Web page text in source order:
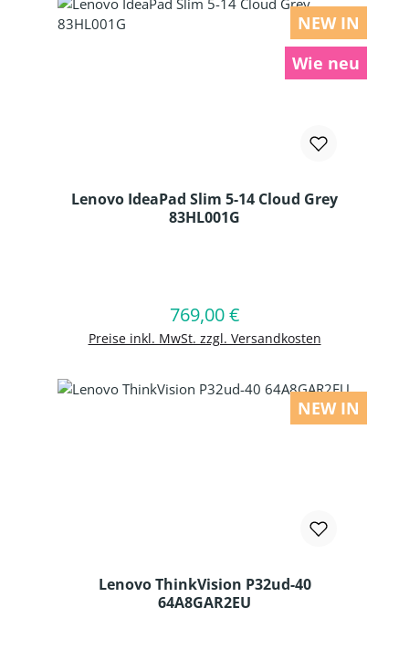
NEW IN
Wie neu
Lenovo IdeaPad Slim 5-14 Cloud Grey
83HL001G
Regulärer Preis:
769,00 €
Preise inkl. MwSt. zzgl. Versandkosten
In den Warenkorb
NEW IN
Lenovo ThinkVision P32ud-40
64A8GAR2EU